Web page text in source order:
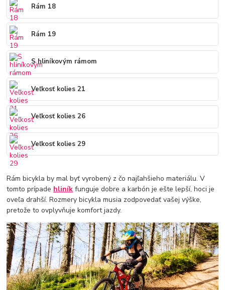
Rám 18
Rám 19
S hliníkovým rámom
Veľkosť kolies 21
Veľkosť kolies 26
Veľkosť kolies 29
Rám bicykla by mal byť vyrobený z čo najľahšieho materiálu. V
tomto prípade hliník funguje dobre a karbón je ešte lepší, hoci je
oveľa drahší. Rozmery bicykla musia zodpovedať vašej výške,
pretože to ovplyvňuje komfort jazdy.